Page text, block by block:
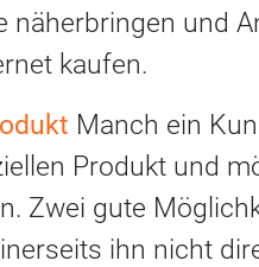
und
kaufen.
Manch ein
Produkt und
Zwei gute
ihn nicht